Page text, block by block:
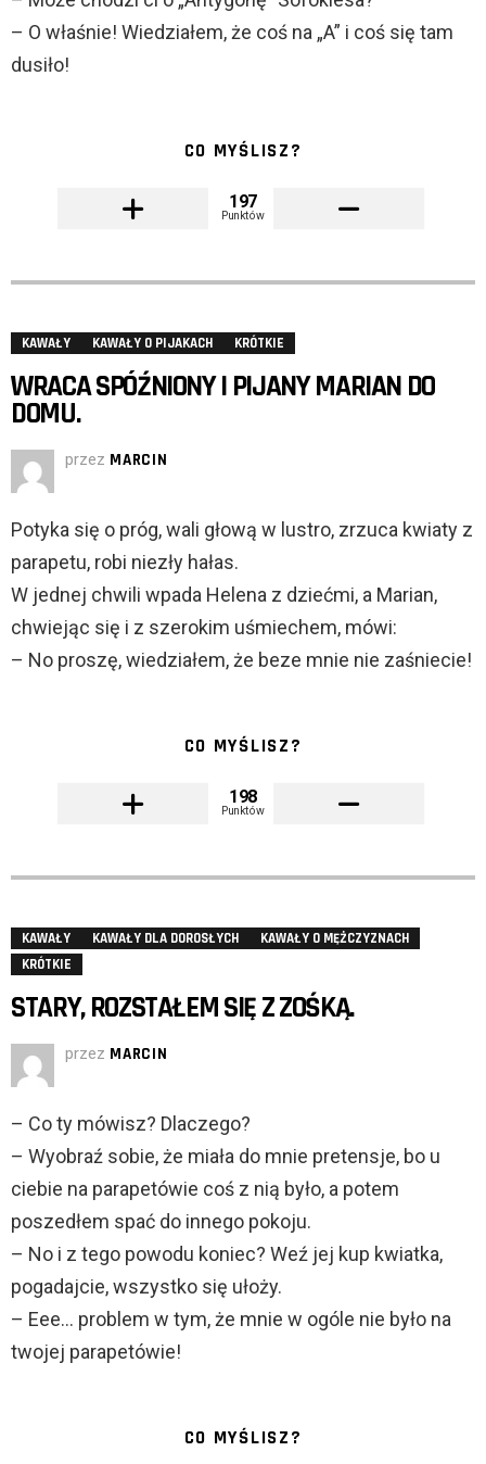
– O właśnie! Wiedziałem, że coś na „A” i coś się tam
dusiło!
CO MYŚLISZ?
197
Punktów
KAWAŁY KAWAŁY O PIJAKACH KRÓTKIE
WRACA SPÓŹNIONY I PIJANY MARIAN DO
DOMU.
przez MARCIN
Potyka się o próg, wali głową w lustro, zrzuca kwiaty z
parapetu, robi niezły hałas.
W jednej chwili wpada Helena z dziećmi, a Marian,
chwiejąc się i z szerokim uśmiechem, mówi:
– No proszę, wiedziałem, że beze mnie nie zaśniecie!
CO MYŚLISZ?
198
Punktów
KAWAŁY KAWAŁY DLA DOROSŁYCH
KAWAŁY O MĘŻCZYZNACH
KRÓTKIE
STARY, ROZSTAŁEM SIĘ Z ZOŚKĄ.
przez MARCIN
– Co ty mówisz? Dlaczego?
– Wyobraź sobie, że miała do mnie pretensje, bo u
ciebie na parapetówie coś z nią było, a potem
poszedłem spać do innego pokoju.
– No i z tego powodu koniec? Weź jej kup kwiatka,
pogadajcie, wszystko się ułoży.
– Eee… problem w tym, że mnie w ogóle nie było na
twojej parapetówie!
CO MYŚLISZ?